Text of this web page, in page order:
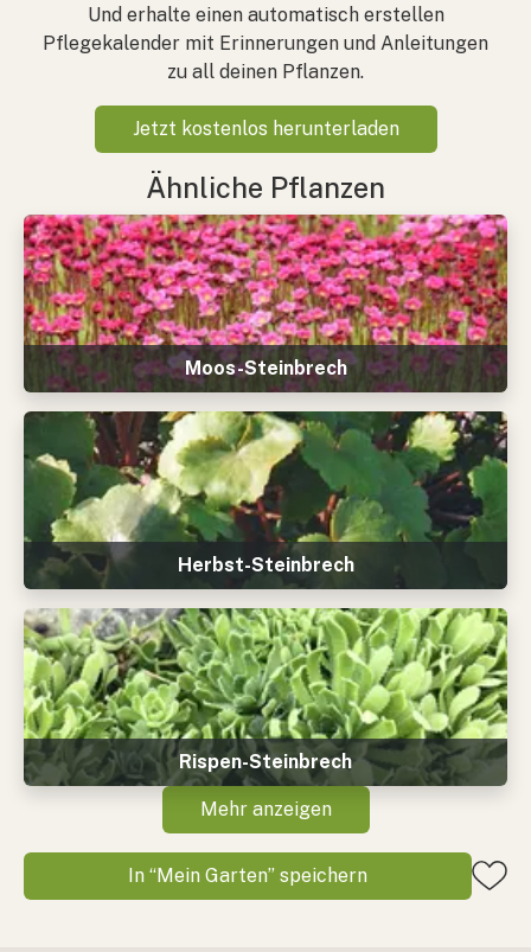
Und erhalte einen automatisch erstellen
Pflegekalender mit Erinnerungen und Anleitungen
zu all deinen Pflanzen.
Jetzt kostenlos herunterladen
Ähnliche Pflanzen
Moos-Steinbrech
Herbst-Steinbrech
Rispen-Steinbrech
Mehr anzeigen
In “Mein Garten” speichern